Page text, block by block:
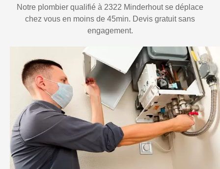
Notre plombier qualifié à 2322 Minderhout se déplace
chez vous en moins de 45min. Devis gratuit sans
engagement.